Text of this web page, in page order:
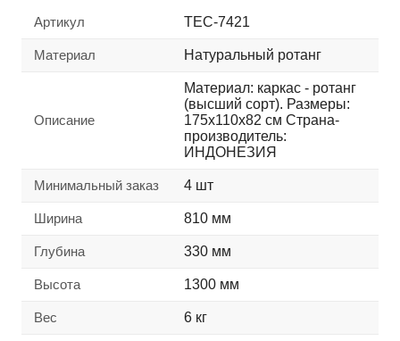
Артикул TEC-7421
Материал Натуральный ротанг
Описание
Материал: каркас - ротанг
(высший сорт). Размеры:
175х110х82 см Страна-
производитель:
ИНДОНЕЗИЯ
Минимальный заказ 4 шт
Ширина 810 мм
Глубина 330 мм
Высота 1300 мм
Вес 6 кг